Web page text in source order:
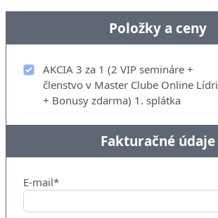
Položky a ceny
AKCIA 3 za 1 (2 VIP semináre +
členstvo v Master Clube Online Lídri
+ Bonusy zdarma) 1. splátka
Fakturačné údaje
E-mail*